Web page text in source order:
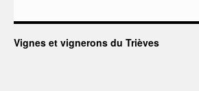
Vignes et vignerons du Trièves